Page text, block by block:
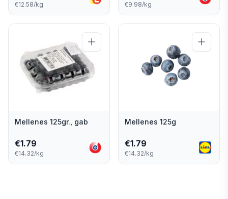
€12.58/kg €9.98/kg
Mellenes 125gr., gab
€1.79
€14.32/kg
Mellenes 125g
€1.79
€14.32/kg